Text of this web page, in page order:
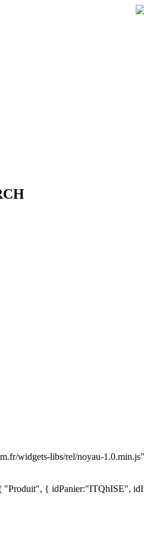
widgets-libs/rel/noyau-
"Produit", { idPanier:"ITQhISE",